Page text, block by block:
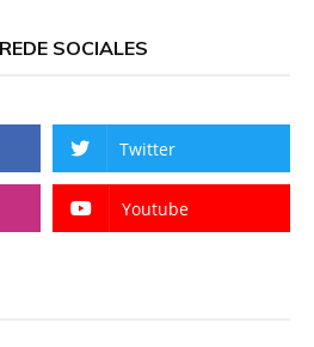
SOCIALES
Twitter
Youtube